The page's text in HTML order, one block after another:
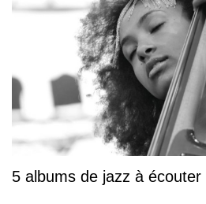
5 albums de jazz à